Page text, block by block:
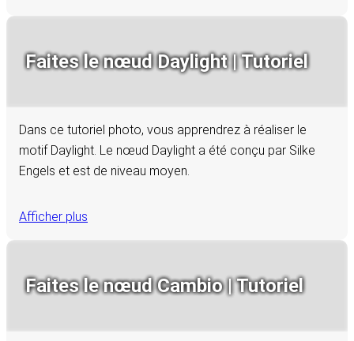
Faites le nœud Daylight | Tutoriel
Dans ce tutoriel photo, vous apprendrez à réaliser le
motif Daylight. Le nœud Daylight a été conçu par Silke
Engels et est de niveau moyen.
Afficher plus
Faites le nœud Cambio | Tutoriel